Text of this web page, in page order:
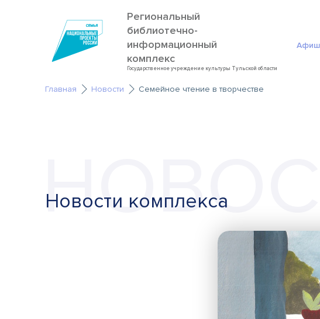
Региональный
библиотечно-
информационный
комплекс
Государственное учреждение культуры Тульской области
Главная Новости Семейное чтение в творчестве
Новости комплекса